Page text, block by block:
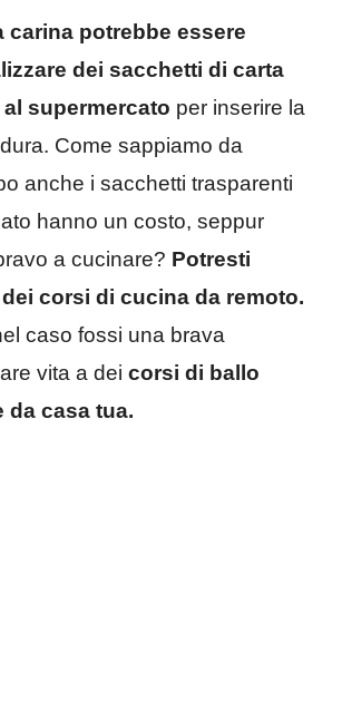
carina potrebbe essere
dei sacchetti di carta
supermercato per inserire la
Come sappiamo da
anche i sacchetti trasparenti
hanno un costo, seppur
a cucinare? Potresti
corsi di cucina da remoto.
caso fossi una brava
vita a dei corsi di ballo
da casa tua.